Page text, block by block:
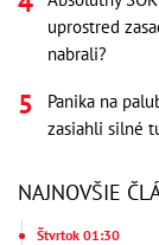
uprostred
nabrali?
Panika na
zasiahli silné
NAJNOVŠIE
Štvrtok 01:30